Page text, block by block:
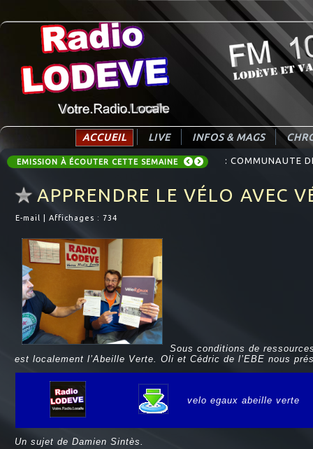
ACCUEIL LIVE INFOS & MAGS
EMISSION À ÉCOUTER CETTE SEMAINE : COMMUNAUTE
APPRENDRE LE VÉLO AVEC
E-mail Affichages : 734
Sous conditions de
est localement l’Abeille Verte. Oli et Cédric de l’EBE nous
velo egaux abeille verte
Un sujet de Damien Sintès.